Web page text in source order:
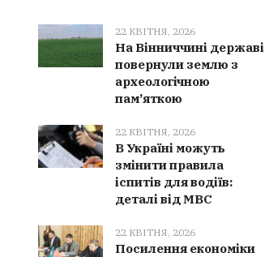
22 КВІТНЯ, 2026
На Вінниччині державі
повернули землю з
археологічною
пам’яткою
22 КВІТНЯ, 2026
В Україні можуть
змінити правила
іспитів для водіїв:
деталі від МВС
22 КВІТНЯ, 2026
Посилення економіки